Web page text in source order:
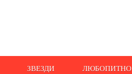
ЗВЕЗДИ ЛЮБОПИТНО